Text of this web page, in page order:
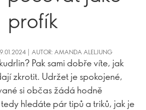
profík
| AUTOR: AMANDA ALELJUNG
Pak sami dobře víte, jak
zkrotit. Udržet je spokojené,
si občas žádá hodně
hledáte pár tipů a triků, jak je